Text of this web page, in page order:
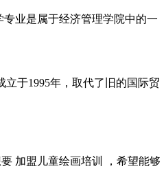
业是属于经济管理学院中的一
于1995年，取代了旧的国际贸
加盟儿童绘画培训 ，希望能够